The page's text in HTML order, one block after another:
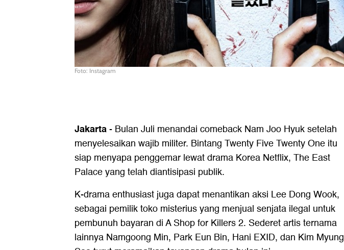
Foto: Instagram
Jakarta- Bulan Juli menandai comeback Nam Joo Hyuk setelah
menyelesaikan wajib militer. Bintang Twenty Five Twenty One itu
siap menyapa penggemar lewat drama Korea Netflix, The East
Palace yang telah diantisipasi publik.
K-drama enthusiast juga dapat menantikan aksi Lee Dong Wook,
sebagai pemilik toko misterius yang menjual senjata ilegal untuk
pembunuh bayaran di A Shop for Killers 2. Sederet artis ternama
lainnya Namgoong Min, Park Eun Bin, Hani EXID, dan Kim Myung